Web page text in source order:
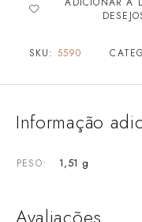
SKU: 5590
Informação
PESO 1,51 g